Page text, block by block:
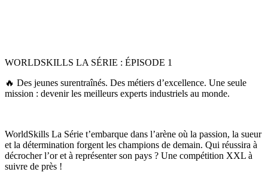
WORLDSKILLS LA SÉRIE : ÉPISODE 1
🔥 Des jeunes surentraînés. Des métiers d’excellence. Une seule
mission : devenir les meilleurs experts industriels au monde.
WorldSkills La Série t’embarque dans l’arène où la passion, la sueur
et la détermination forgent les champions de demain. Qui réussira à
décrocher l’or et à représenter son pays ? Une compétition XXL à
suivre de près !